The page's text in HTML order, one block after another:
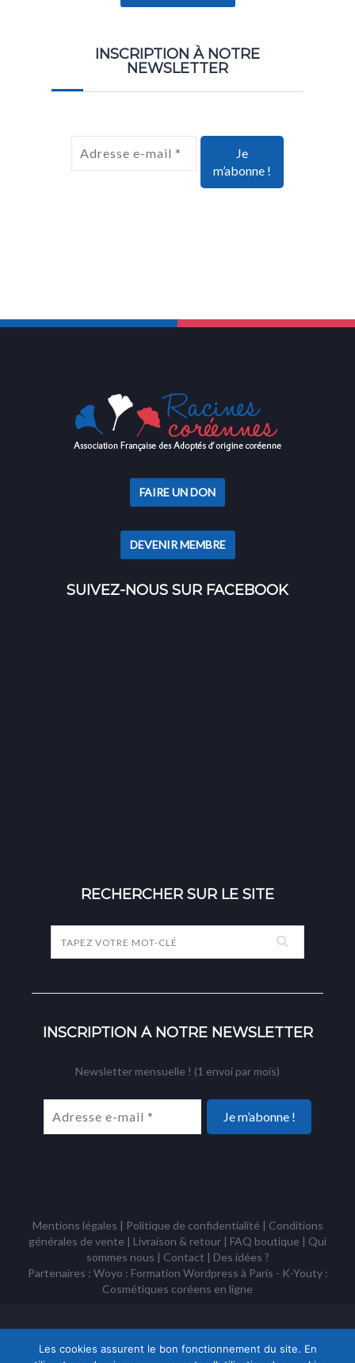
INSCRIPTION À NOTRE
NEWSLETTER
FAIRE UN DON
DEVENIR MEMBRE
SUIVEZ-NOUS SUR FACEBOOK
RECHERCHER SUR LE SITE
INSCRIPTION À NOTRE NEWSLETTER
Newsletter mensuelle ! (1 envoi par mois)
Mentions légales | Politique de confidentialité | Conditions
générales de vente | Livraison & retour | FAQ boutique | Qui
sommes nous | Contact | Des idées ?
Partenaires : Woyo : Formation Wordpress à Paris - K-Youty :
Cosmétiques coréens en ligne
Association à but non lucratif loi 1901
Les cookies assurent le bon fonctionnement du site. En